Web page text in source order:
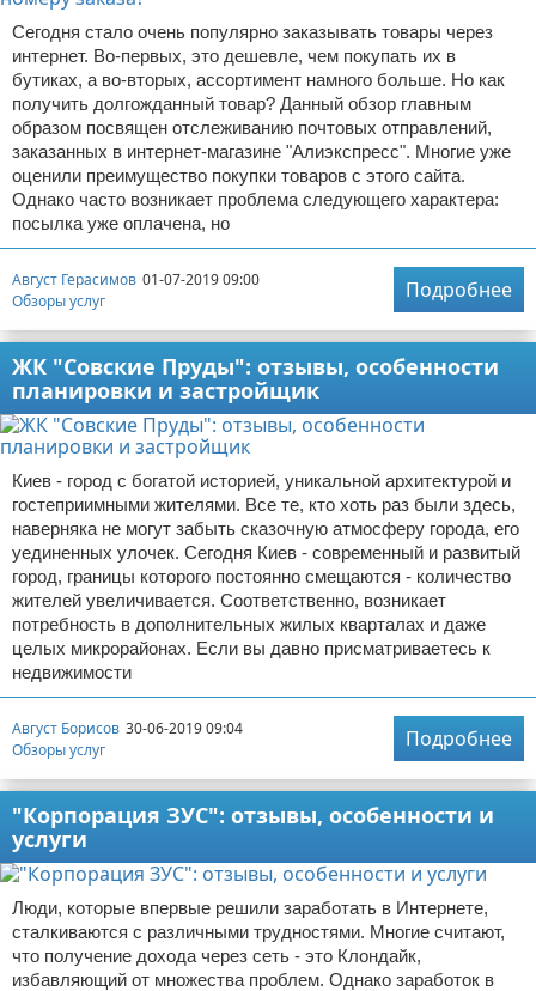
Сегодня стало очень популярно заказывать товары через
интернет. Во-первых, это дешевле, чем покупать их в
бутиках, а во-вторых, ассортимент намного больше. Но как
получить долгожданный товар? Данный обзор главным
образом посвящен отслеживанию почтовых отправлений,
заказанных в интернет-магазине "Алиэкспресс". Многие уже
оценили преимущество покупки товаров с этого сайта.
Однако часто возникает проблема следующего характера:
посылка уже оплачена, но
Август Герасимов 01-07-2019 09:00
Обзоры услуг
Подробнее
ЖК "Совские Пруды": отзывы, особенности
планировки и застройщик
Киев - город с богатой историей, уникальной архитектурой и
гостеприимными жителями. Все те, кто хоть раз были здесь,
наверняка не могут забыть сказочную атмосферу города, его
уединенных улочек. Сегодня Киев - современный и развитый
город, границы которого постоянно смещаются - количество
жителей увеличивается. Соответственно, возникает
потребность в дополнительных жилых кварталах и даже
целых микрорайонах. Если вы давно присматриваетесь к
недвижимости
Август Борисов 30-06-2019 09:04
Обзоры услуг
Подробнее
"Корпорация ЗУС": отзывы, особенности и
услуги
Люди, которые впервые решили заработать в Интернете,
сталкиваются с различными трудностями. Многие считают,
что получение дохода через сеть - это Клондайк,
избавляющий от множества проблем. Однако заработок в